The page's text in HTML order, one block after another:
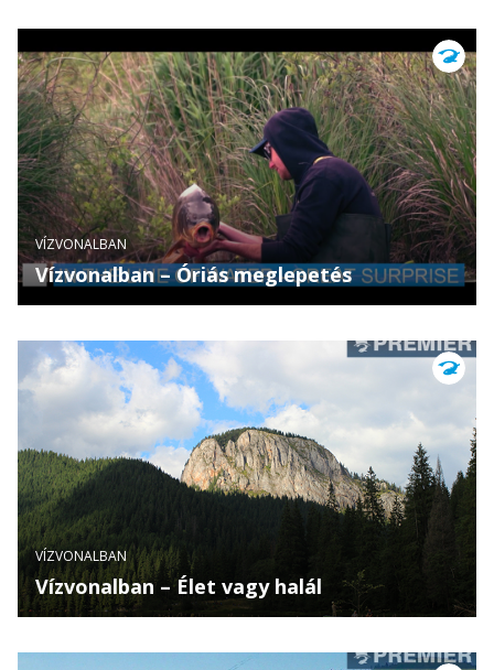
VÍZVONALBAN
Vízvonalban – Óriás meglepetés
VÍZVONALBAN
Vízvonalban – Élet vagy halál